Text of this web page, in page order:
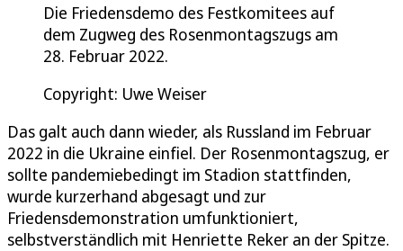
Die Friedensdemo des Festkomitees auf
dem Zugweg des Rosenmontagszugs am
28. Februar 2022.
Copyright: Uwe Weiser
Das galt auch dann wieder, als Russland im Februar
2022 in die Ukraine einfiel. Der Rosenmontagszug, er
sollte pandemiebedingt im Stadion stattfinden,
wurde kurzerhand abgesagt und zur
Friedensdemonstration umfunktioniert,
selbstverständlich mit Henriette Reker an der Spitze.